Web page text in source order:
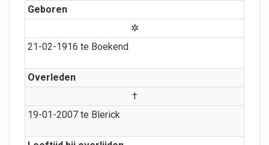
Geboren
✲
21-02-1916 te Boekend
Overleden
†
19-01-2007 te Blerick